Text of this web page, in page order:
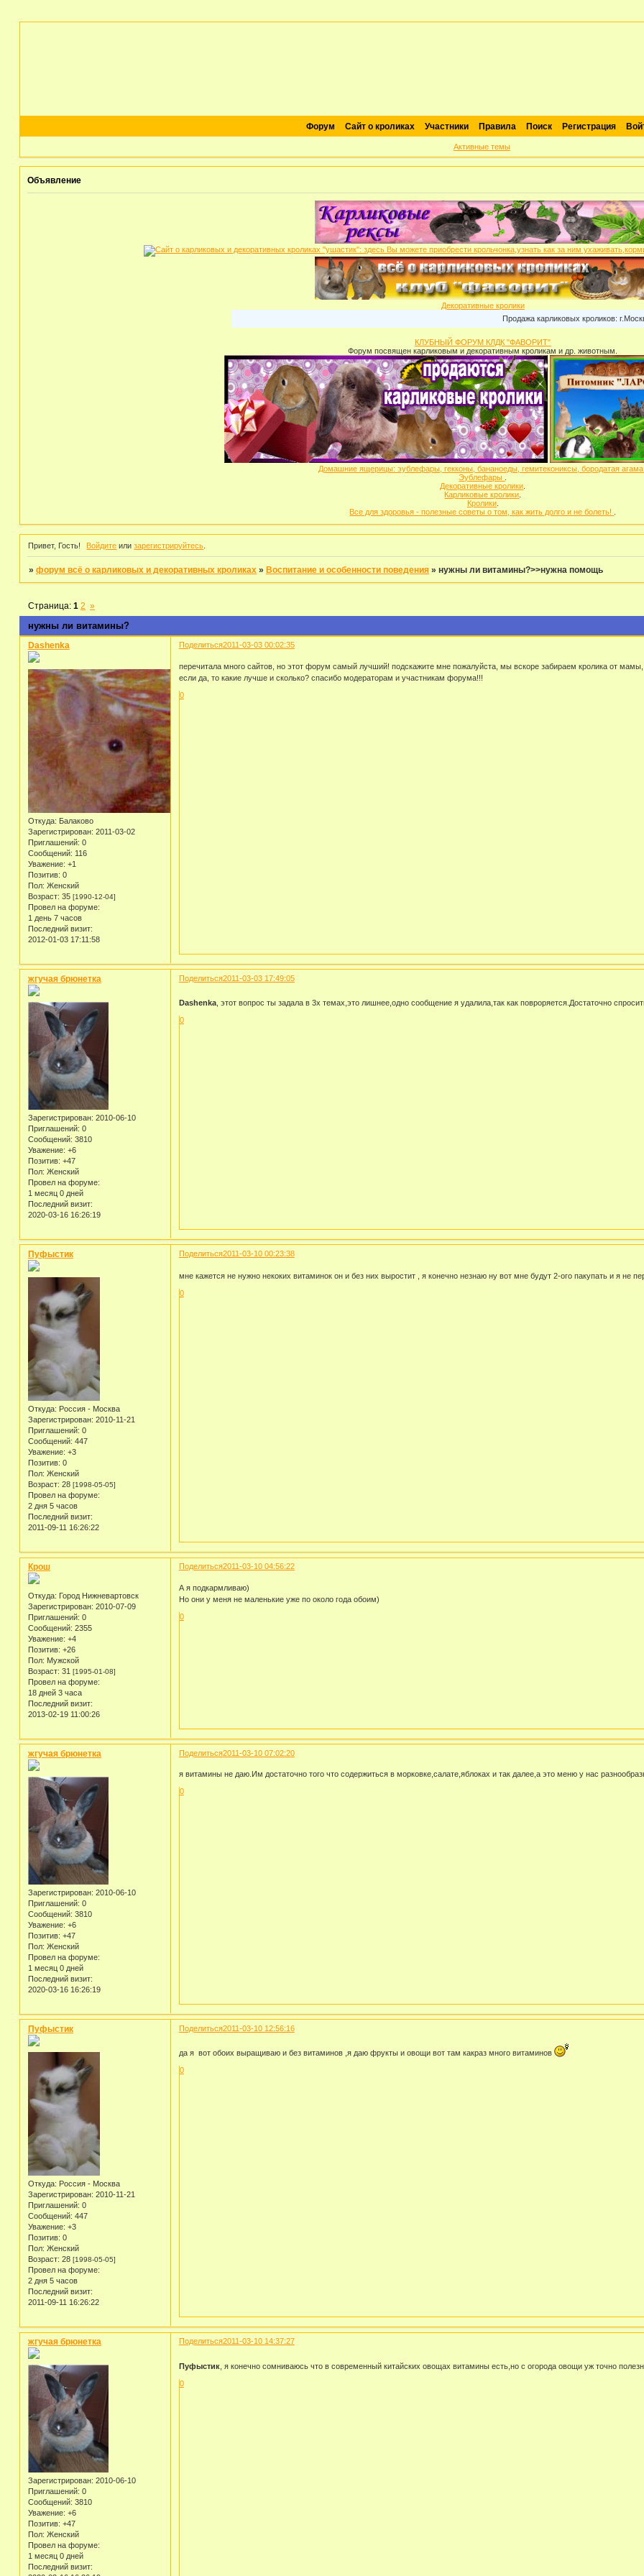
Форум Сайт о кроликах Участники Правила Поиск Регистрация
Активные темы
Объявление
Декоративные кролики
Продажа карликовых кроликов: г.Москва ,
КЛУБНЫЙ ФОРУМ КЛДК "ФАВОРИТ"
Форум посвящен карликовым и декоративным кроликам и др. животным.
Домашние ящерицы: эублефары, гекконы, бананоеды, гемитекониксы, бородатая
Эублефары
Декоративные кролики
Карликовые кролики
Кролики.
Все для здоровья - полезные советы о том, как жить долго и не болеть!
Привет, Гость! Войдите илизарегистрируйтесь
» форум всё о карликовых и декоративных кроликах » Воспитание и особенности поведения » нужны ли витамины?>>нужна помощь
нужны ли витамины?
Страница: 1 2 »
Поделиться2011-03-03 00:02:35
Dashenka
Откуда: Балаково
Зарегистрирован: 2011-03-02
Приглашений: 0
Сообщений: 116
Уважение: +1
Позитив: 0
Пол: Женский
Возраст: 35 [1990-12-04]
Провел на форуме:
1 день 7 часов
Последний визит:
2012-01-03 17:11:58
перечитала много сайтов, но этот форум самый лучший! подскажите мне пожалуйста, мы вскоре забираем кролика от
если да, то какие лучше и сколько? спасибо модераторам и участникам форума!!!
0
Поделиться2011-03-03 17:49:05
жгучая брюнетка
Зарегистрирован: 2010-06-10
Приглашений: 0
Сообщений: 3810
Уважение: +6
Позитив: +47
Пол: Женский
Провел на форуме:
1 месяц 0 дней
Последний визит:
2020-03-16 16:26:19
Dashenka, этот вопрос ты задала в 3х темах,это лишнее,одно сообщение я удалила,так как повроряется.Достаточно
0
Поделиться2011-03-10 00:23:38
Пуфыстик
Откуда: Россия - Москва
Зарегистрирован: 2010-11-21
Приглашений: 0
Сообщений: 447
Уважение: +3
Позитив: 0
Пол: Женский
Возраст: 28 [1998-05-05]
Провел на форуме:
2 дня 5 часов
Последний визит:
2011-09-11 16:26:22
мне кажется не нужно некоких витаминок он и без них выростит , я конечно незнаю ну вот мне будут 2-ого пакупать и я не
0
Поделиться2011-03-10 04:56:22
Крош
Откуда: Город Нижневартовск
Зарегистрирован: 2010-07-09
Приглашений: 0
Сообщений: 2355
Уважение: +4
Позитив: +26
Пол: Мужской
Возраст: 31 [1995-01-08]
Провел на форуме:
18 дней 3 часа
Последний визит:
2013-02-19 11:00:26
А я подкармливаю)
Но они у меня не маленькие уже по около года обоим)
0
Поделиться2011-03-10 07:02:20
жгучая брюнетка
Зарегистрирован: 2010-06-10
Приглашений: 0
Сообщений: 3810
Уважение: +6
Позитив: +47
Пол: Женский
Провел на форуме:
1 месяц 0 дней
Последний визит:
2020-03-16 16:26:19
я витамины не даю.Им достаточно того что содержиться в морковке,салате,яблоках и так далее,а это меню у нас
0
Поделиться2011-03-10 12:56:16
Пуфыстик
Откуда: Россия - Москва
Зарегистрирован: 2010-11-21
Приглашений: 0
Сообщений: 447
Уважение: +3
Позитив: 0
Пол: Женский
Возраст: 28 [1998-05-05]
Провел на форуме:
2 дня 5 часов
Последний визит:
2011-09-11 16:26:22
да я вот обоих выращиваю и без витаминов ,я даю фрукты и овощи вот там какраз много витаминов
0
Поделиться2011-03-10 14:37:27
жгучая брюнетка
Зарегистрирован: 2010-06-10
Приглашений: 0
Сообщений: 3810
Уважение: +6
Позитив: +47
Пол: Женский
Провел на форуме:
1 месяц 0 дней
Последний визит:
Пуфыстик, я конечно сомниваюсь что в современный китайских овощах витамины есть,но с огорода овощи уж точно
0